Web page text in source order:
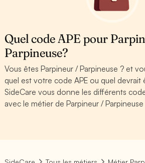
Quel code APE pour
Parpineuse?
Vous êtes Parpineur / Parpineuse ? et
quel est votre code APE ou quel devrait
SideCare vous donne les différents
avec le métier de Parpineur / Parpineuse